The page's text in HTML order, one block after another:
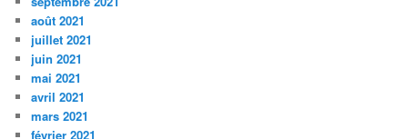
août 2021
juillet 2021
juin 2021
mai 2021
avril 2021
mars 2021
février 2021